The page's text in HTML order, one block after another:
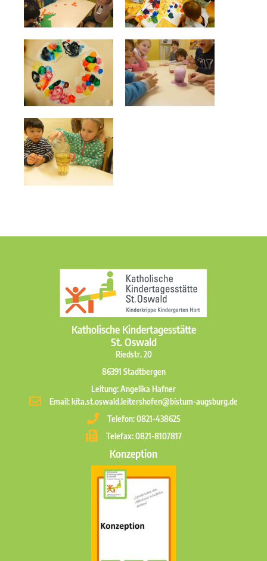
Katholische Kindertagesstätte
St. Oswald
Riedstr. 20
86391 Stadtbergen
Leitung: Angelika Hafner
Email: kita.st.oswald.leitershofen@bistum-augsburg.de
Telefon: 0821-438625
Telefax: 0821-8107817
Konzeption